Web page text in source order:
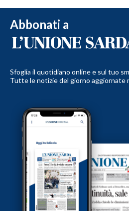
Abbonati a
Sfoglia il quotidiano online e sul tuo
Tutte le notizie del giorno aggiornate